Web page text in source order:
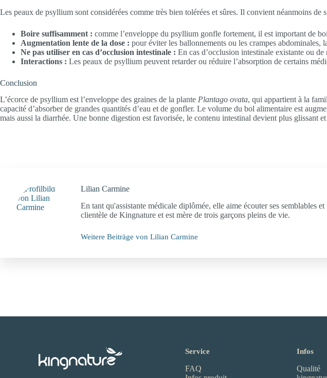
Les peaux de psyllium sont considérées comme très bien tolérées et sûres. Il convient néanmoins de
Boire suffisamment : comme l’enveloppe du psyllium gonfle fortement, il est important de
Augmentation lente de la dose : pour éviter les ballonnements ou les crampes abdominales,
Ne pas utiliser en cas d’occlusion intestinale : En cas d’occlusion intestinale existante ou
Interactions : Les peaux de psyllium peuvent retarder ou réduire l’absorption de certains
Conclusion
L’écorce de psyllium est l’enveloppe des graines de la plante Plantago ovata, qui appartient à la
capacité d’absorber de grandes quantités d’eau et de gonfler. Le volume du bol alimentaire est
mais aussi la diarrhée. Une bonne digestion est favorisée, le contenu intestinal devient plus glissant
Lilian Carmine
En tant qu'assistante médicale diplômée, elle aime écouter ses semblables
clientèle de Kingnature et est mère de trois garçons pleins de vie.
Weitere Beiträge von Lilian Carmine
Service
FAQ
Infos
Qualité